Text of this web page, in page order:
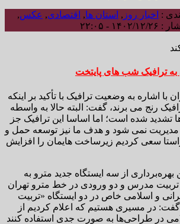
: اخبار روز , استان ها, اقتصادی, عکس,
۲۶ - ۲۲:۰۵
ترافیک شب های پایتخت
با اشاره به وضعیت ترافیک با تأکید بر اینکه
رنج می برند، گفت: البته حالا به واسطه
تشدید شده است؛ اما اساسا این ترافیک جز
نمی شود و هدف ما نیز توسعه حمل و
سعی کردیم زیرساخت هایمان را افزایش
بهره‌برداری از سه ایستگاه جدید مترو به
تربیت مدرس و دو ورودی در خط مترو تهران
و اسلامی خاص در دو ایستگاه «تربیت
در مسیری هستیم که اعلام کردیم از
در طراحی‌ها به صورت جدی استفاده کنند